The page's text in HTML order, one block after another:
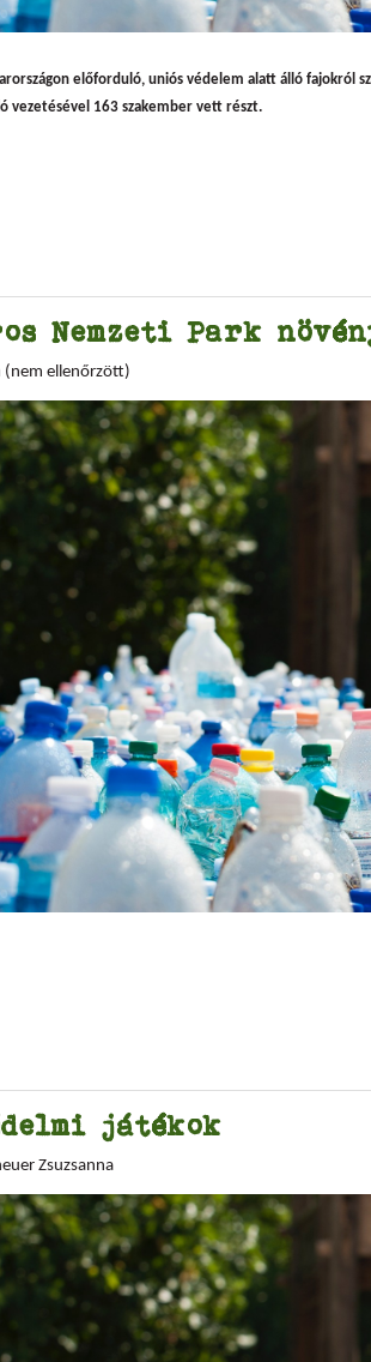
előforduló, uniós védelem alatt álló fajokról
vezetésével 163 szakember vett részt.
Nemzeti Park
(nem ellenőrzött)
játékok
Zsuzsanna